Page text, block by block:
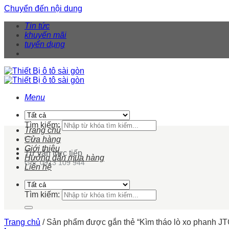
Chuyển đến nội dung
Tin tức
khuyến mãi
tuyển dụng
Menu
Tìm kiếm:
Tư vấn trực tiếp
Gọi: 0913 109 944
Trang chủ
Cửa hàng
Giới thiệu
Hướng dẫn mua hàng
Liên hệ
Tìm kiếm:
Trang chủ /Sản phẩm được gắn thẻ “Kìm tháo lò xo phanh